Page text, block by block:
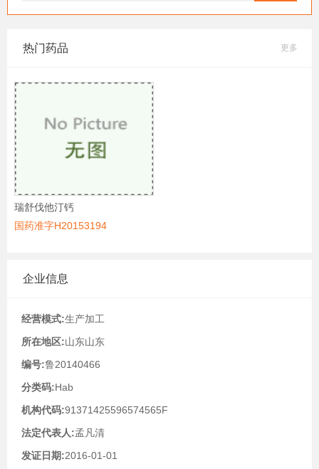
热门药品 更多
瑞舒伐他汀钙
国药准字H20153194
企业信息
经营模式:生产加工
所在地区:山东山东
编号:鲁20140466
分类码:Hab
机构代码:91371425596574565F
法定代表人:孟凡清
发证日期:2016-01-01